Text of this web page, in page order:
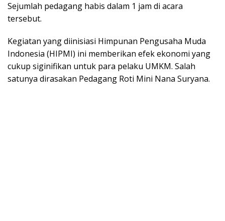
Sejumlah pedagang habis dalam 1 jam di acara
tersebut.
Kegiatan yang diinisiasi Himpunan Pengusaha Muda
Indonesia (HIPMI) ini memberikan efek ekonomi yang
cukup siginifikan untuk para pelaku UMKM. Salah
satunya dirasakan Pedagang Roti Mini Nana Suryana.